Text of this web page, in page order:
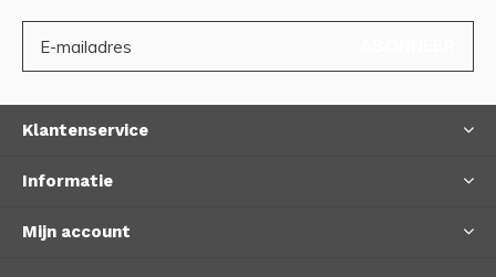
Klantenservice
Informatie
Mijn account